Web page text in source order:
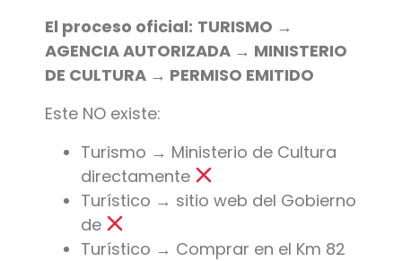
El proceso oficial: TURISMO →
AGENCIA AUTORIZADA → MINISTERIO
DE CULTURA → PERMISO EMITIDO
Este NO existe:
Turismo → Ministerio de Cultura
directamente
Turístico → sitio web del Gobierno
de
Turístico → Comprar en el Km 82